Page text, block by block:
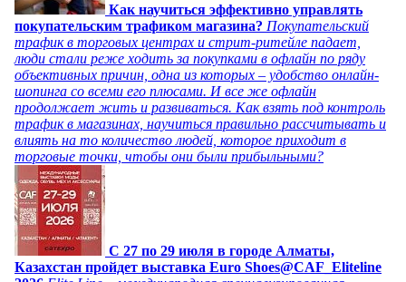
Как научиться эффективно управлять
покупательским трафиком магазина? Покупательский
трафик в торговых центрах и стрит-ритейле падает,
люди стали реже ходить за покупками в офлайн по ряду
объективных причин, одна из которых – удобство онлайн-
шопинга со всеми его плюсами. И все же офлайн
продолжает жить и развиваться. Как взять под контроль
трафик в магазинах, научиться правильно рассчитывать и
влиять на то количество людей, которое приходит в
торговые точки, чтобы они были прибыльными?
C 27 по 29 июля в городе Алматы,
Казахстан пройдет выставка Euro Shoes@CAF_Eliteline